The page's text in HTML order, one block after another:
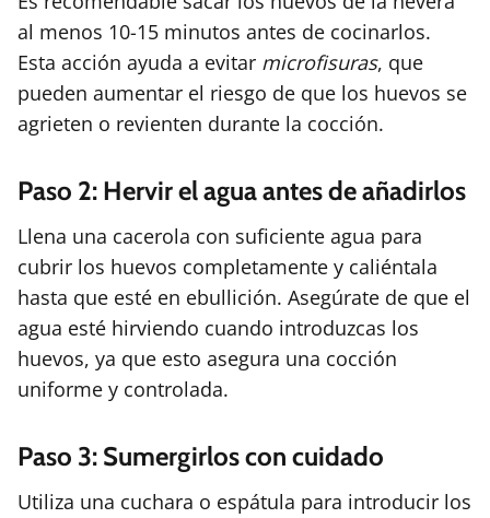
al menos 10-15 minutos antes de cocinarlos.
Esta acción ayuda a evitar microfisuras, que
pueden aumentar el riesgo de que los huevos se
agrieten o revienten durante la cocción.
Paso 2: Hervir el agua antes de añadirlos
Llena una cacerola con suficiente agua para
cubrir los huevos completamente y caliéntala
hasta que esté en ebullición. Asegúrate de que el
agua esté hirviendo cuando introduzcas los
huevos, ya que esto asegura una cocción
uniforme y controlada.
Paso 3: Sumergirlos con cuidado
Utiliza una cuchara o espátula para introducir los